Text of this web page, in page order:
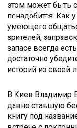
этом может быть
понадобится. Как
умеющего
зрителей,
запасе всегда
достаточно
историй из своей
В Киев Владимир
давно ставшую
книгу под